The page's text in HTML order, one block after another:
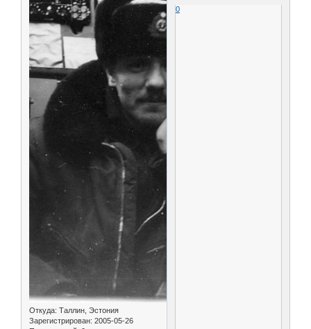
Откуда: Таллин, Эстония
Зарегистрирован: 2005-05-26
0